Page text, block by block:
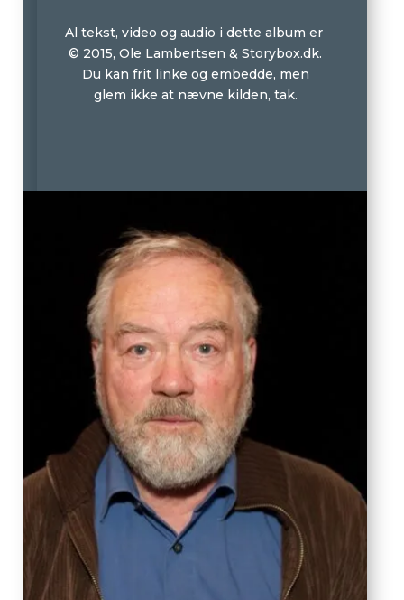
Al tekst, video og audio i dette album er
© 2015, Ole Lambertsen & Storybox.dk.
Du kan frit linke og embedde, men
glem ikke at nævne kilden, tak.